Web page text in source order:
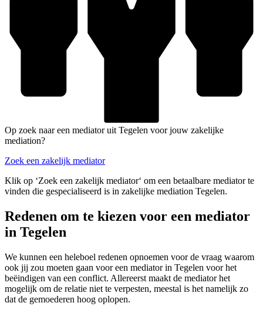
Op zoek naar een mediator uit Tegelen voor jouw zakelijke
mediation?
Zoek een zakelijk mediator
Klik op ‘Zoek een zakelijk mediator‘ om een betaalbare mediator te
vinden die gespecialiseerd is in zakelijke mediation Tegelen.
Redenen om te kiezen voor een mediator
in Tegelen
We kunnen een heleboel redenen opnoemen voor de vraag waarom
ook jij zou moeten gaan voor een mediator in Tegelen voor het
beëindigen van een conflict. Allereerst maakt de mediator het
mogelijk om de relatie niet te verpesten, meestal is het namelijk zo
dat de gemoederen hoog oplopen.